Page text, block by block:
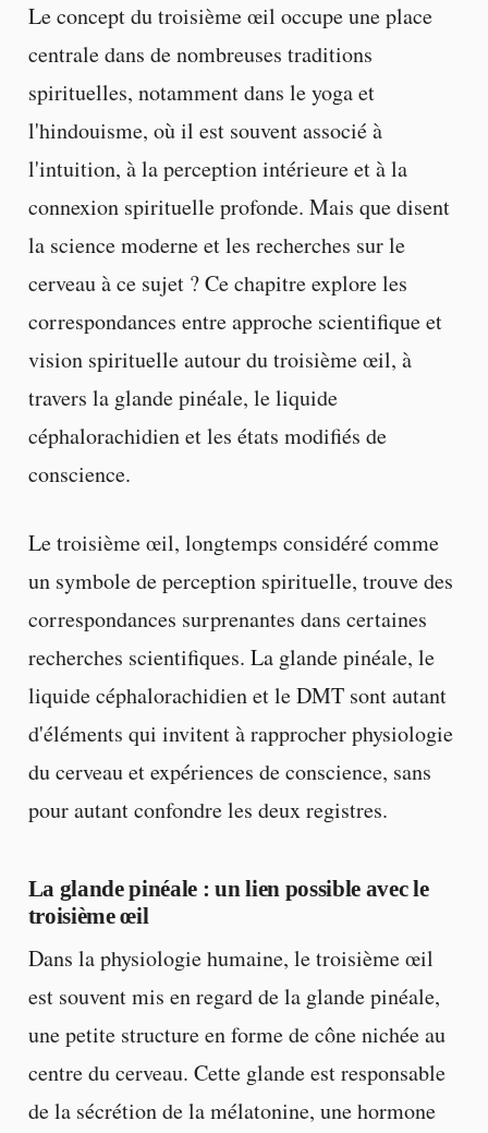
Le concept du troisième œil occupe une place
centrale dans de nombreuses traditions
spirituelles, notamment dans le yoga et
l'hindouisme, où il est souvent associé à
l'intuition, à la perception intérieure et à la
connexion spirituelle profonde. Mais que disent
la science moderne et les recherches sur le
cerveau à ce sujet ? Ce chapitre explore les
correspondances entre approche scientifique et
vision spirituelle autour du troisième œil, à
travers la glande pinéale, le liquide
céphalorachidien et les états modifiés de
conscience.
Le troisième œil, longtemps considéré comme
un symbole de perception spirituelle, trouve des
correspondances surprenantes dans certaines
recherches scientifiques. La glande pinéale, le
liquide céphalorachidien et le DMT sont autant
d'éléments qui invitent à rapprocher physiologie
du cerveau et expériences de conscience, sans
pour autant confondre les deux registres.
La glande pinéale : un lien possible avec le
troisième œil
Dans la physiologie humaine, le troisième œil
est souvent mis en regard de la glande pinéale,
une petite structure en forme de cône nichée au
centre du cerveau. Cette glande est responsable
de la sécrétion de la mélatonine, une hormone